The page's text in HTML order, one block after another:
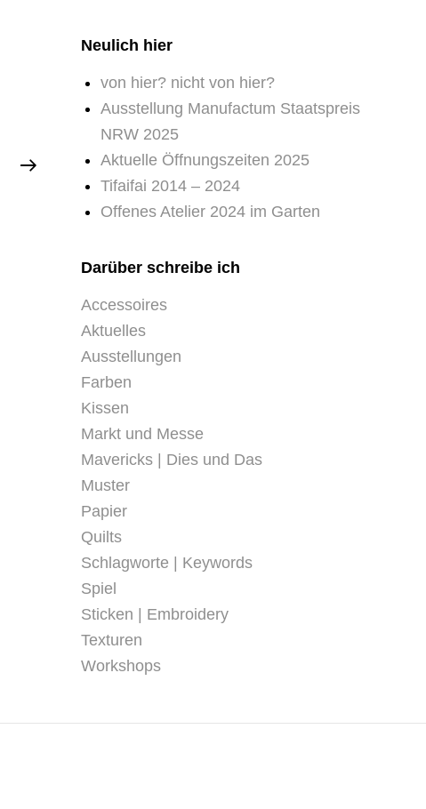
Neulich hier
von hier? nicht von hier?
Ausstellung Manufactum Staatspreis
NRW 2025
Aktuelle Öffnungszeiten 2025
Tifaifai 2014 – 2024
Offenes Atelier 2024 im Garten
Darüber schreibe ich
Accessoires
Aktuelles
Ausstellungen
Farben
Kissen
Markt und Messe
Mavericks | Dies und Das
Muster
Papier
Quilts
Schlagworte | Keywords
Spiel
Sticken | Embroidery
Texturen
Workshops